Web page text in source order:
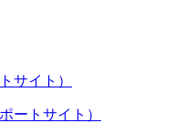
サイト）
ートサイト）